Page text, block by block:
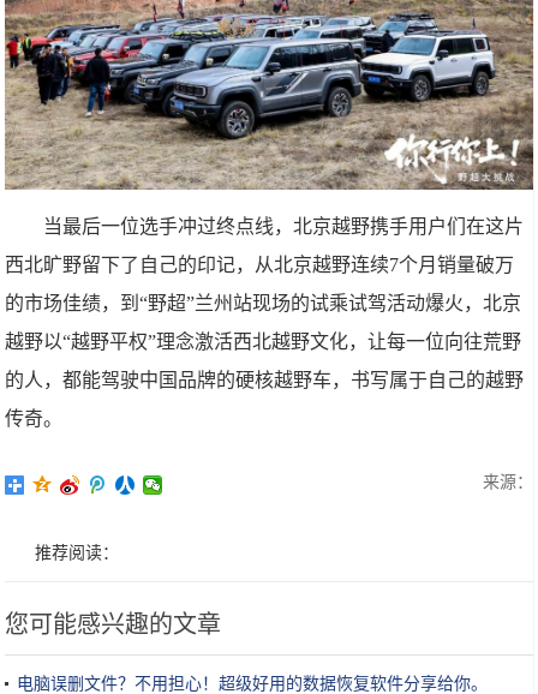
当最后一位选手冲过终点线，北京越野携手用户们在这片
西北旷野留下了自己的印记，从北京越野连续7个月销量破万
的市场佳绩，到“野超”兰州站现场的试乘试驾活动爆火，北京
越野以“越野平权”理念激活西北越野文化，让每一位向往荒野
的人，都能驾驶中国品牌的硬核越野车，书写属于自己的越野
传奇。
来源：
推荐阅读：
您可能感兴趣的文章
电脑误删文件？不用担心！超级好用的数据恢复软件分享给你。